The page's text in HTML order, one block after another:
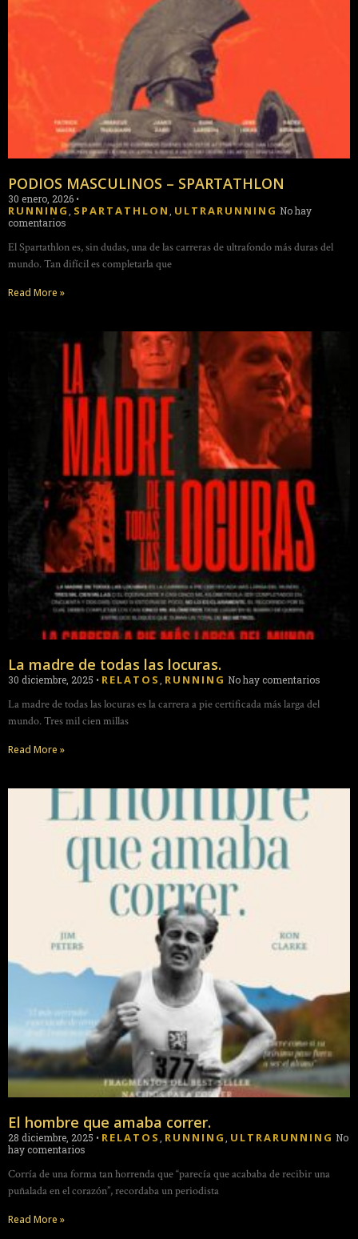
PODIOS MASCULINOS – SPARTATHLON
30 enero, 2026 •
RUNNING SPARTATHLON ULTRARUNNING No hay
comentarios
El Spartathlon es, sin dudas, una de las carreras de ultrafondo más duras del
mundo. Tan difícil es completarla que
Read More »
La madre de todas las locuras.
30 diciembre, 2025 • RELATOS, RUNNING No hay comentarios
La madre de todas las locuras es la carrera a pie certificada más larga del
mundo. Tres mil cien millas
Read More »
El hombre que amaba correr.
28 diciembre, 2025 • RELATOS RUNNING ULTRARUNNING No
hay comentarios
Corría de una forma tan horrenda que “parecía que acababa de recibir una
puñalada en el corazón”, recordaba un periodista
Read More »